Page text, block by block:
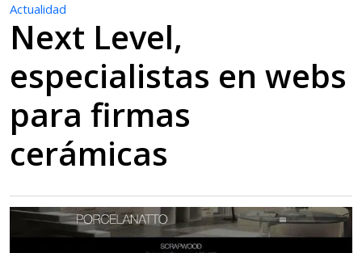
Actualidad
Next Level,
especialistas en webs
para firmas
cerámicas